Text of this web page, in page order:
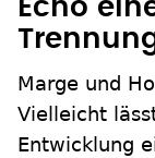
Echo
Marge und
Vielleicht
Entwicklung